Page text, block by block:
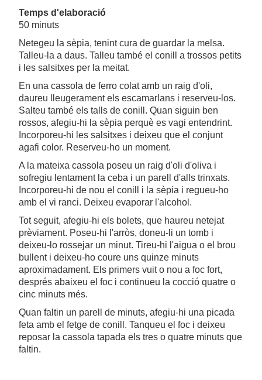
Temps d'elaboració
50 minuts
Netegeu la sèpia, tenint cura de guardar la melsa.
Talleu-la a daus. Talleu també el conill a trossos petits
i les salsitxes per la meitat.
En una cassola de ferro colat amb un raig d'oli,
daureu lleugerament els escamarlans i reserveu-los.
Salteu també els talls de conill. Quan siguin ben
rossos, afegiu-hi la sèpia perquè es vagi entendrint.
Incorporeu-hi les salsitxes i deixeu que el conjunt
agafi color. Reserveu-ho un moment.
A la mateixa cassola poseu un raig d'oli d'oliva i
sofregiu lentament la ceba i un parell d'alls trinxats.
Incorporeu-hi de nou el conill i la sèpia i regueu-ho
amb el vi ranci. Deixeu evaporar l'alcohol.
Tot seguit, afegiu-hi els bolets, que haureu netejat
prèviament. Poseu-hi l'arròs, doneu-li un tomb i
deixeu-lo rossejar un minut. Tireu-hi l'aigua o el brou
bullent i deixeu-ho coure uns quinze minuts
aproximadament. Els primers vuit o nou a foc fort,
després abaixeu el foc i continueu la cocció quatre o
cinc minuts més.
Quan faltin un parell de minuts, afegiu-hi una picada
feta amb el fetge de conill. Tanqueu el foc i deixeu
reposar la cassola tapada els tres o quatre minuts que
faltin.